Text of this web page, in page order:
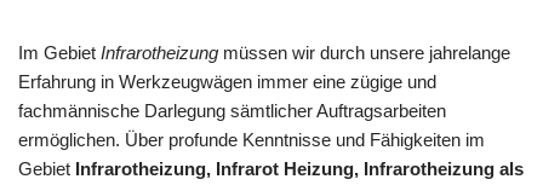
Im Gebiet Infrarotheizung müssen wir durch unsere jahrelange
Erfahrung in Werkzeugwägen immer eine zügige und
fachmännische Darlegung sämtlicher Auftragsarbeiten
ermöglichen. Über profunde Kenntnisse und Fähigkeiten im
Gebiet Infrarotheizung, Infrarot Heizung, Infrarotheizung als